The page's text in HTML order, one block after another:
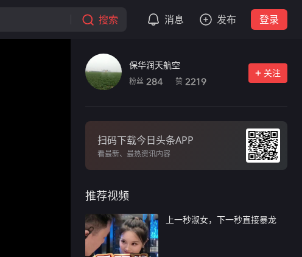
搜索 消息 发布 登录
保华润天航空
粉丝 284 赞 2219
关注
扫码下载今日头条APP
看最新、最热资讯内容
推荐视频
上一秒淑女，下一秒直接暴龙